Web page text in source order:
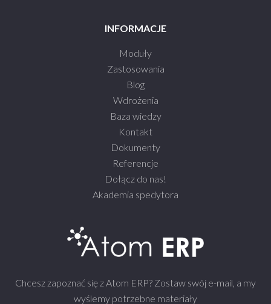
INFORMACJE
Moduły
Zastosowania
Blog
Wdrożenia
Baza wiedzy
Kontakt
Dokumenty
Referencje
Dołącz do nas!
Akademia spedytora
Chcesz zapoznać się z Atom ERP? Zostaw swój e-mail, a my
wyślemy potrzebne materiały